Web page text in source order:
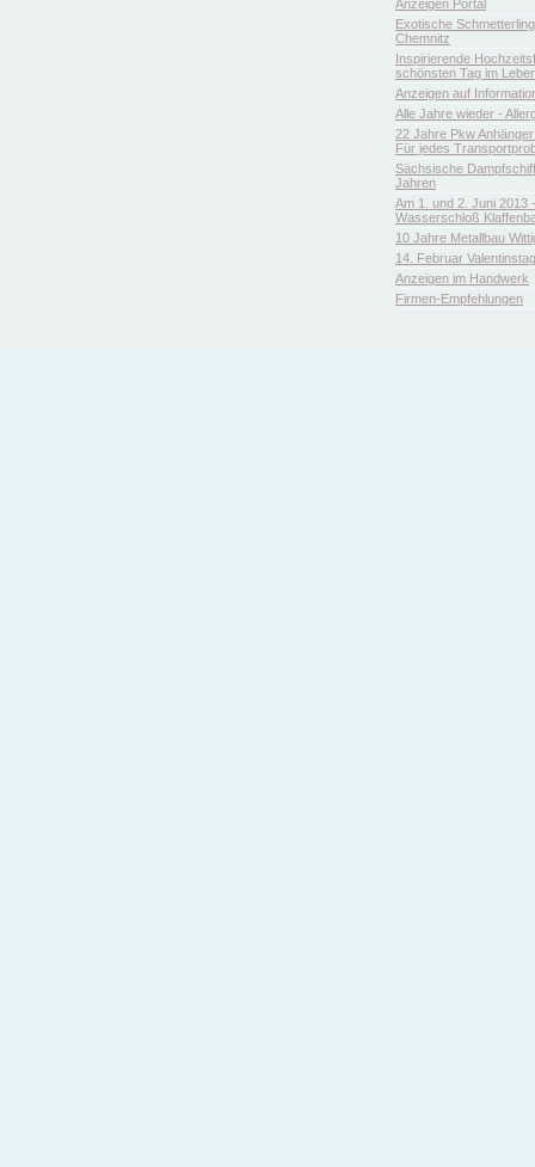
Anzeigen Portal
Exotische
Chemnitz
Inspirierende
schönsten Tag im
Anzeigen auf
Alle Jahre wieder -
22 Jahre Pkw
Für jedes
Sächsische
Jahren
Am 1. und 2. Juni 2013
Wasserschloß
10 Jahre Metallbau
14. Februar
Anzeigen im Handwerk
Firmen-Empfehlungen